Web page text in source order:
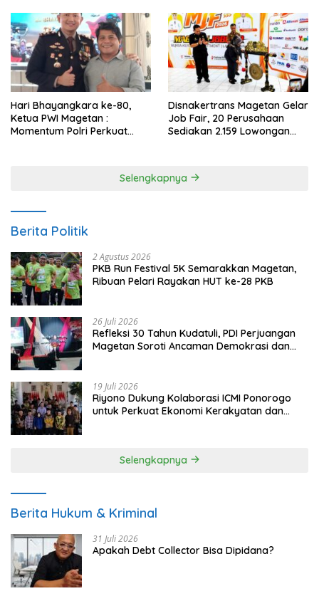
Hari Bhayangkara ke-80,
Ketua PWI Magetan :
Momentum Polri Perkuat
Disnakertrans Magetan Gelar
Job Fair, 20 Perusahaan
Sediakan 2.159 Lowongan
Selengkapnya
Berita Politik
2 Agustus 2026
PKB Run Festival 5K Semarakkan Magetan,
Ribuan Pelari Rayakan HUT ke-28 PKB
26 Juli 2026
Refleksi 30 Tahun Kudatuli, PDI Perjuangan
Magetan Soroti Ancaman Demokrasi dan
19 Juli 2026
Riyono Dukung Kolaborasi ICMI Ponorogo
untuk Perkuat Ekonomi Kerakyatan dan
Selengkapnya
Berita Hukum & Kriminal
31 Juli 2026
Apakah Debt Collector Bisa Dipidana?